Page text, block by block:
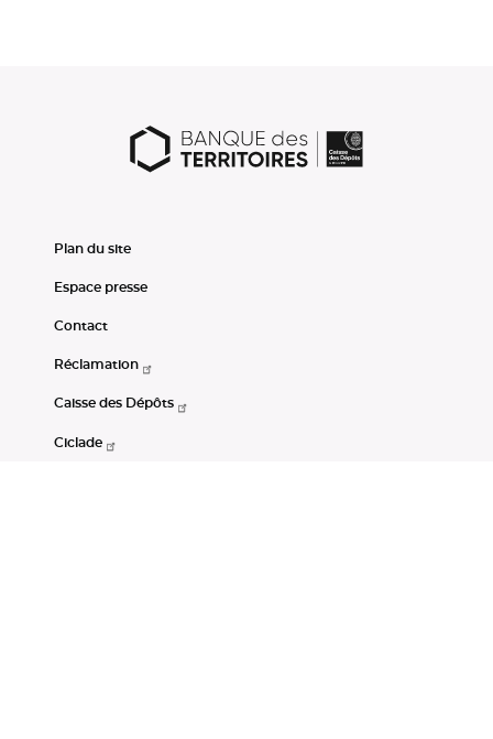
Plan du site
Espace presse
Contact
Réclamation
Caisse des Dépôts
Ciclade